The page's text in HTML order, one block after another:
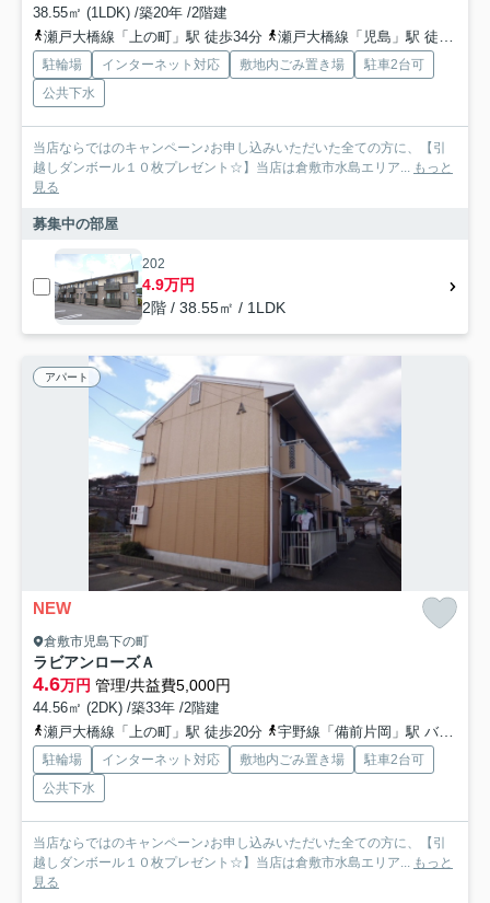
38.55㎡ (1LDK) /築20年 /2階建
瀬戸大橋線「上の町」駅 徒歩34分
瀬戸大橋線「児島」駅 徒歩37分
駐輪場 インターネット対応 敷地内ごみ置き場
駐車2台可
公共下水
当店ならではのキャンペーン♪お申し込みいただいた全ての方に、【引
越しダンボール１０枚プレゼント☆】当店は倉敷市水島エリア... もっと
見る
募集中の部屋
202
4.9万円
2階 / 38.55㎡ / 1LDK
アパート
NEW
倉敷市児島下の町
ラビアンローズＡ
4.6万円 管理/共益費5,000円
44.56㎡ (2DK) /築33年 /2階建
瀬戸大橋線「上の町」駅 徒歩20分
宇野線「備前片岡」駅 バス20分 下電バス「琴浦西小学校前」 停歩6分
駐輪場 インターネット対応 敷地内ごみ置き場
駐車2台可
公共下水
当店ならではのキャンペーン♪お申し込みいただいた全ての方に、【引
越しダンボール１０枚プレゼント☆】当店は倉敷市水島エリア... もっと
見る